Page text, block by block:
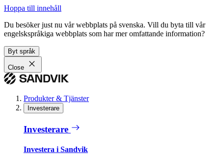
Hoppa till innehåll
Du besöker just nu vår webbplats på svenska. Vill du byta till vår
engelskspråkiga webbplats som har mer omfattande information?
Byt språk
Close
Produkter & Tjänster
Investerare
Investerare
Investera i Sandvik